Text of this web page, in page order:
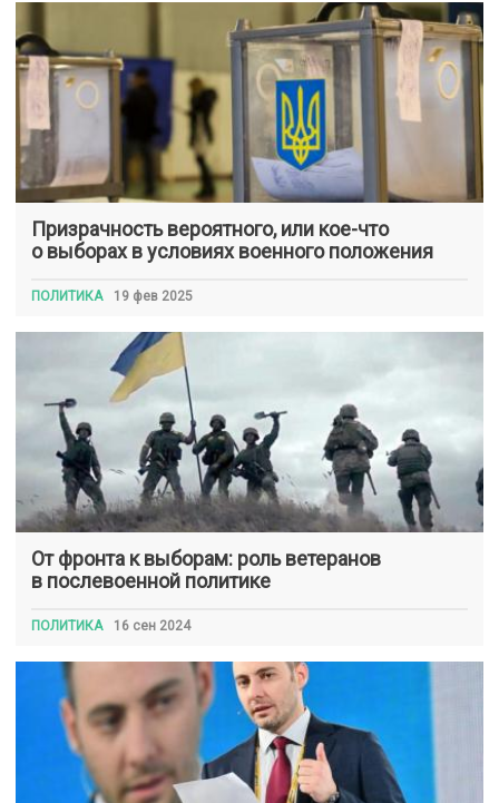
Призрачность вероятного, или кое-что
о выборах в условиях военного положения
ПОЛИТИКА 19 фев 2025
От фронта к выборам: роль ветеранов
в послевоенной политике
ПОЛИТИКА 16 сен 2024